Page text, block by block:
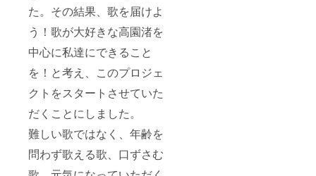
た。その結果、歌を届けよ
う！歌が大好きな高園渚を
中心に私達にできること
を！と考え、このプロジェ
クトをスタートさせていた
だくことにしました。
難しい歌ではなく、年齢を
問わず歌える歌、口ずさむ